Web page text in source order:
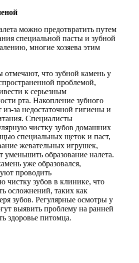
можно предотвратить путем
специальной пасты и зубной
многие хозяева этим
отмечают, что зубной камень у
проблемой,
к серьезным
рта. Накопление зубного
за недостаточной гигиены и
Специалисты
чистку зубов домашних
специальных щеток и паст,
жевательных игрушек,
уменьшить образование налета.
уже образовался,
проводить
чистку зубов в клинике, что
осложнений, таких как
зубов. Регулярные осмотры у
выявить проблему на ранней
здоровье питомца.